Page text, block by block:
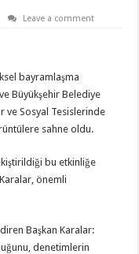
Leave a comment
bayramlaşma
Büyükşehir Belediye
ve Sosyal Tesislerinde
sahne oldu.
bu etkinliğe
önemli
Başkan Karalar:
denetimlerin